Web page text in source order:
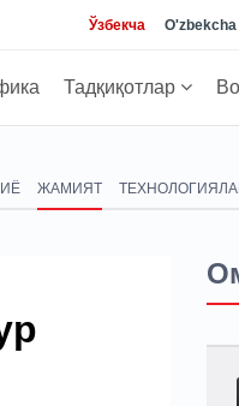
Ўзбекча O'zbekcha
Тадқиқотлар
ЖАМИЯТ